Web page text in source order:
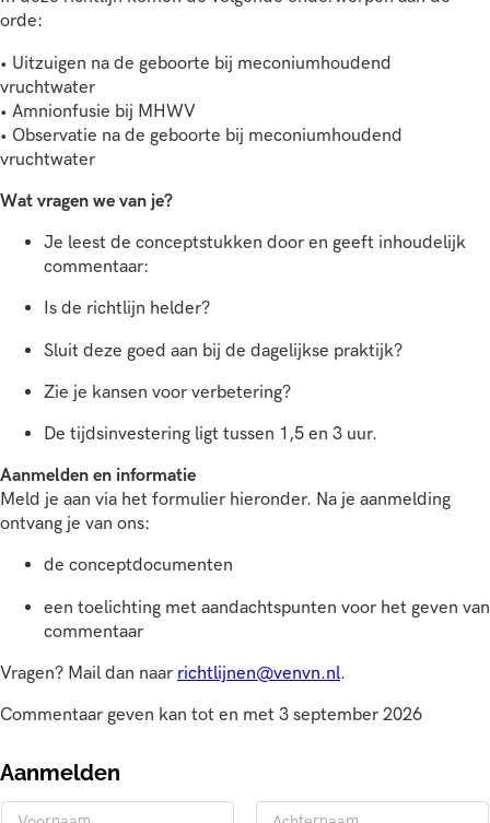
orde:
• Uitzuigen na de geboorte bij meconiumhoudend
vruchtwater
• Amnionfusie bij MHWV
• Observatie na de geboorte bij meconiumhoudend
vruchtwater
Wat vragen we van je?
Je leest de conceptstukken door en geeft inhoudelijk
commentaar:
Is de richtlijn helder?
Sluit deze goed aan bij de dagelijkse praktijk?
Zie je kansen voor verbetering?
De tijdsinvestering ligt tussen 1,5 en 3 uur.
Aanmelden en informatie
Meld je aan via het formulier hieronder. Na je aanmelding
ontvang je van ons:
de conceptdocumenten
een toelichting met aandachtspunten voor het geven van
commentaar
Vragen? Mail dan naar richtlijnen@venvn.nl.
Commentaar geven kan tot en met 3 september 2026
Aanmelden
N